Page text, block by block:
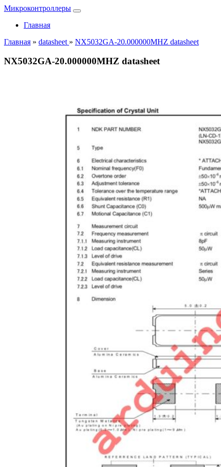
Микроконтроллеры
Главная
Главная » datasheet » NX5032GA-20.000000MHZ datasheet
NX5032GA-20.000000MHZ datasheet